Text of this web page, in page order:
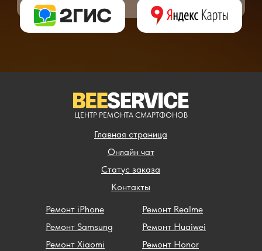
Главная страница
Контакты
Статус заказа
Ремонт iPhone
Ремонт Samsung
Ремонт Xiaomi
Ремонт Realme
Ремонт Huaiwei
Ремонт Honor
Онлайн чат
ЦЕНТР РЕМОНТА СМАРТФОНОВ